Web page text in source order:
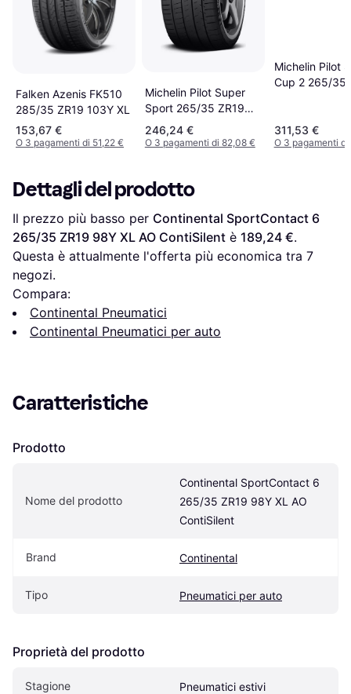
Falken Azenis FK510
285/35 ZR19 103Y XL
153,67 €
O 3 pagamenti di 51,22 €
Michelin Pilot Super
Sport 265/35 ZR19
98Y XL MO1
246,24 €
O 3 pagamenti di 82,08 €
Michelin Pilot
Cup 2 265/35
311,53 €
O 3 pagamenti
Dettagli del prodotto
Il prezzo più basso per Continental SportContact 6
265/35 ZR19 98Y XL AO ContiSilent è 189,24 €.
Questa è attualmente l'offerta più economica tra 7
negozi.
Compara:
Continental Pneumatici
Continental Pneumatici per auto
Caratteristiche
Prodotto
Nome del prodotto
Continental SportContact 6
265/35 ZR19 98Y XL AO
ContiSilent
Brand Continental
Tipo Pneumatici per auto
Proprietà del prodotto
Stagione Pneumatici estivi